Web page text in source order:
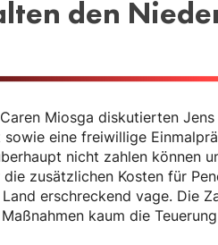
den
Miosga diskutierten
eine freiwillige
nicht zahlen können
zusätzlichen Kosten für
erschreckend vage. Die
kaum die